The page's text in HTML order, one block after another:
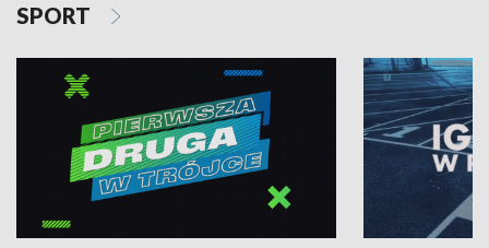
SPORT